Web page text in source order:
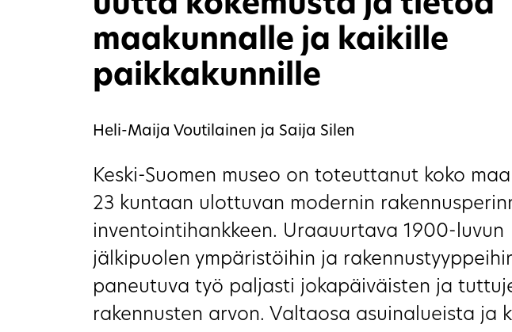
maakunnalle ja kaikille
paikkakunnille
Heli-Maija Voutilainen ja Saija Silen
Keski-Suomen museo on toteuttanut koko
23 kuntaan ulottuvan modernin
inventointihankkeen. Uraauurtava 1900-luvun
jälkipuolen ympäristöihin ja
paneutuva työ paljasti jokapäiväisten ja
rakennusten arvon. Valtaosa asuinalueista ja